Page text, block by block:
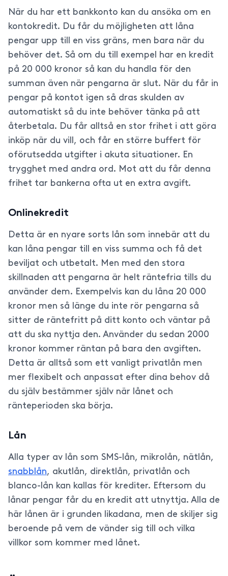
När du har ett bankkonto kan du ansöka om en
kontokredit. Du får du möjligheten att låna
pengar upp till en viss gräns, men bara när du
behöver det. Så om du till exempel har en kredit
på 20 000 kronor så kan du handla för den
summan även när pengarna är slut. När du får in
pengar på kontot igen så dras skulden av
automatiskt så du inte behöver tänka på att
återbetala. Du får alltså en stor frihet i att göra
inköp när du vill, och får en större buffert för
oförutsedda utgifter i akuta situationer. En
trygghet med andra ord. Mot att du får denna
frihet tar bankerna ofta ut en extra avgift.
Onlinekredit
Detta är en nyare sorts lån som innebär att du
kan låna pengar till en viss summa och få det
beviljat och utbetalt. Men med den stora
skillnaden att pengarna är helt räntefria tills du
använder dem. Exempelvis kan du låna 20 000
kronor men så länge du inte rör pengarna så
sitter de räntefritt på ditt konto och väntar på
att du ska nyttja den. Använder du sedan 2000
kronor kommer räntan på bara den avgiften.
Detta är alltså som ett vanligt privatlån men
mer flexibelt och anpassat efter dina behov då
du själv bestämmer själv när lånet och
ränteperioden ska börja.
Lån
Alla typer av lån som SMS-lån, mikrolån, nätlån,
snabblån, akutlån, direktlån, privatlån och
blanco-lån kan kallas för krediter. Eftersom du
lånar pengar får du en kredit att utnyttja. Alla de
här lånen är i grunden likadana, men de skiljer sig
beroende på vem de vänder sig till och vilka
villkor som kommer med lånet.